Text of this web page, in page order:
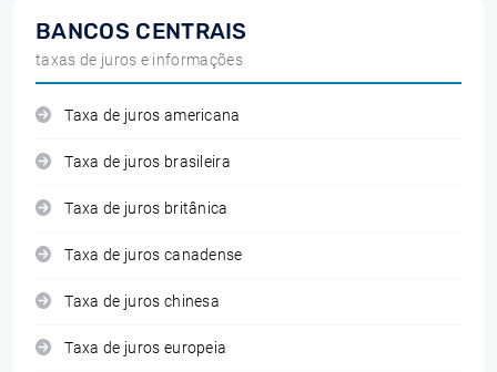
BANCOS CENTRAIS
taxas de juros e informações
Taxa de juros americana
Taxa de juros brasileira
Taxa de juros britânica
Taxa de juros canadense
Taxa de juros chinesa
Taxa de juros europeia